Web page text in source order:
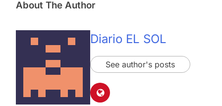
About The Author
Diario EL SOL
See author's posts